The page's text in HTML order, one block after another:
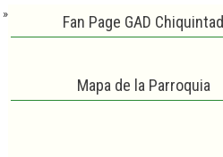
» Fan Page GAD Chiquintad
Mapa de la Parroquia